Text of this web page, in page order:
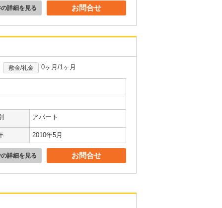
お問合せ
詳細を見る
敷金/礼金 0ヶ月/1ヶ月
アパート
2010年5月
お問合せ
詳細を見る